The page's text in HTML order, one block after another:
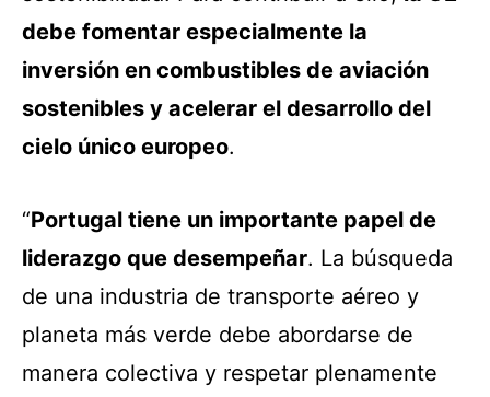
debe fomentar especialmente la
inversión en combustibles de aviación
sostenibles y acelerar el desarrollo del
cielo único europeo.
“Portugal tiene un importante papel de
liderazgo que desempeñar. La búsqueda
de una industria de transporte aéreo y
planeta más verde debe abordarse de
manera colectiva y respetar plenamente